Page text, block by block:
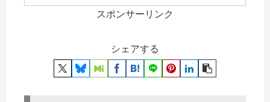
スポンサーリンク
シェアする